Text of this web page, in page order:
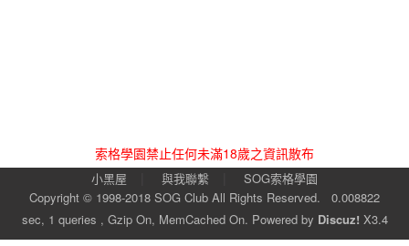
索格學園禁止任何未滿18歲之資訊散布
小黑屋 與我聯繫
SOG索格學園
Copyright © 1998-2018 SOG Club All Rights Reserved. 0.008822
sec, 1 queries , Gzip On, MemCached On. Powered by Discuz! X3.4